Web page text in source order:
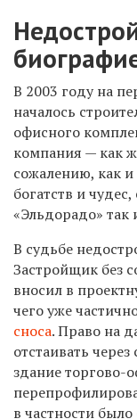
В 2003 году на
началось
офисного
компания — как
сожалению, как
богатств и
«Эльдорадо» так
В судьбе
Застройщик без
вносил в
чего уже
сноса. Право на
отстаивать
здание торгово-
в частности